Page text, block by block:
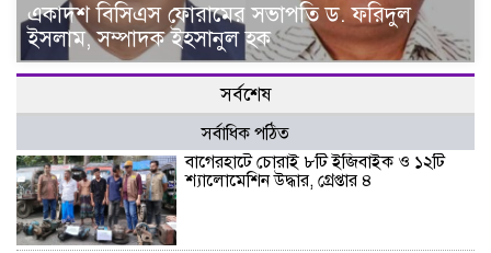
একাদশ বিসিএস ফোরামের সভাপতি ড. ফরিদুল
ইসলাম, সম্পাদক ইহসানুল হক
সর্বশেষ
সর্বাধিক পঠিত
বাগেরহাটে চোরাই ৮টি ইজিবাইক ও ১২টি
শ্যালোমেশিন উদ্ধার, গ্রেপ্তার ৪